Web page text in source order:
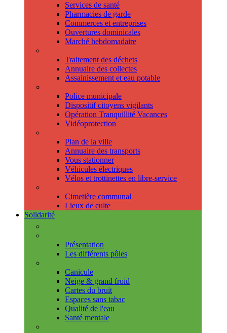
Services de santé
Pharmacies de garde
Commerces et entreprises
Ouvertures dominicales
Marché hebdomadaire
Traitement des déchets
Annuaire des collectes
Assainissement et eau potable
Police municipale
Dispositif citoyens vigilants
Opération Tranquillité Vacances
Vidéoprotection
Plan de la ville
Annuaire des transports
Vous stationner
Véhicules électriques
Vélos et trottinettes en libre-service
Cimetière communal
Lieux de culte
Solidarité
Présentation
Les différents pôles
Canicule
Neige & grand froid
Cartes du bruit
Espaces sans tabac
Qualité de l'eau
Santé mentale